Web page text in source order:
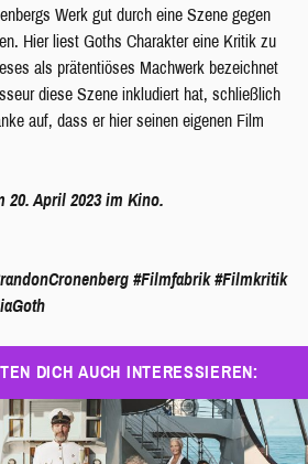
Werk gut durch eine Szene gegen
Hier liest Goths Charakter eine Kritik zu
als prätentiöses Machwerk bezeichnet
diese Szene inkludiert hat, schließlich
auf, dass er hier seinen eigenen Film
20. April 2023 im Kino.
#Filmfabrik #Filmkritik
DICH AUCH INTERESSIEREN: